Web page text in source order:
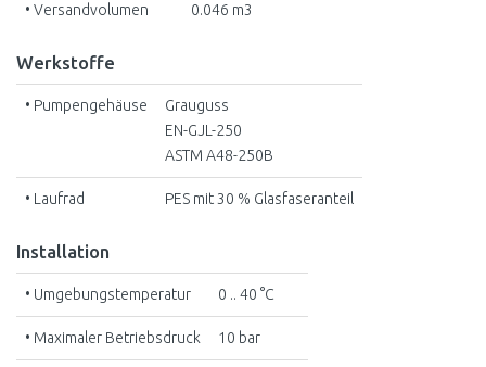
• Versandvolumen 0.046 m3
Werkstoffe
• Pumpengehäuse
Grauguss
EN-GJL-250
ASTM A48-250B
• Laufrad PES mit 30 % Glasfaseranteil
Installation
• Umgebungstemperatur 0 .. 40 °C
• Maximaler Betriebsdruck 10 bar